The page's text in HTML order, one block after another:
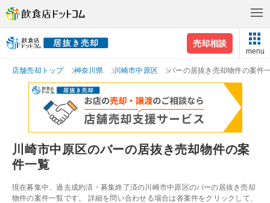
売却相談
menu
店舗売却トップ 神奈川県 川崎市中原区 バーの居抜き売却物件の案件
川崎市中原区のバーの居抜き売却物件の案
件一覧
現在募集中、過去成約済・募集終了済の川崎市中原区のバーの居抜き売却
物件の案件一覧です。 詳細を問い合わせる場合は各案件をクリックして、